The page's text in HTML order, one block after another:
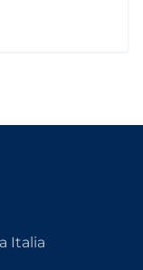
Italia